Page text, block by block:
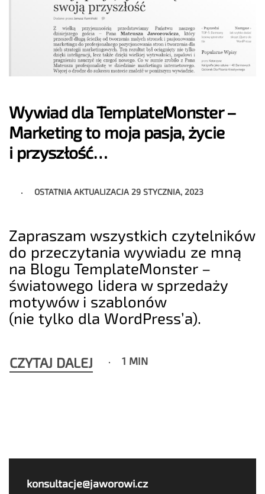
Wywiad dla TemplateMonster –
Marketing to moja pasja, życie
i przyszłość…
OSTATNIA AKTUALIZACJA 29 STYCZNIA, 2023
Zapraszam wszystkich czytelników
do przeczytania wywiadu ze mną
na Blogu TemplateMonster –
światowego lidera w sprzedaży
motywów i szablonów
(nie tylko dla WordPress’a).
CZYTAJ DALEJ 1 MIN
konsultacje@jaworowi.cz